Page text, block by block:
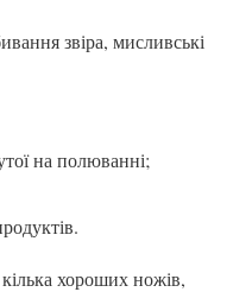
звіра, мисливські
на полюванні;
хороших ножів,